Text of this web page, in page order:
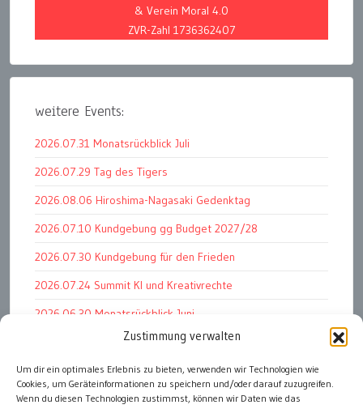
Zustimmung verwalten
Um dir ein optimales Erlebnis zu bieten, verwenden wir Technologien wie
Cookies, um Geräteinformationen zu speichern und/oder darauf zuzugreifen.
Wenn du diesen Technologien zustimmst, können wir Daten wie das
& Verein Moral 4.0
ZVR-Zahl 1736362407
weitere Events:
2026.07.31 Monatsrückblick Juli
2026.07.29 Tag des Tigers
2026.08.06 Hiroshima-Nagasaki Gedenktag
2026.07.10 Kundgebung gg Budget 2027/28
2026.07.30 Kundgebung für den Frieden
2026.07.24 Summit KI und Kreativrechte
2026.06.30 Monatsrückblick Juni
2026.07.11 Worauf es letztlich ankommt
2026.07.01 Markenwert Studie 2026
2026.07.07 Open Space im Weltmuseum